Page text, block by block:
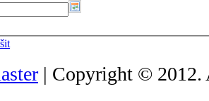
| Copyright © 2012.